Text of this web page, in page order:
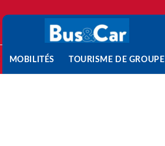
MOBILITÉS TOURISME DE GROUPE